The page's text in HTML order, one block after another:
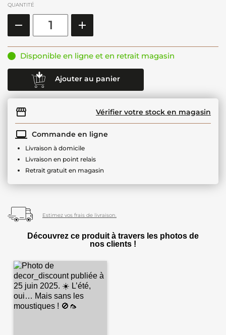
QUANTITÉ
Disponible en ligne et en retrait magasin
Ajouter au panier
Vérifier votre stock en magasin
Commande en ligne
Livraison à domicile
Livraison en point relais
Retrait gratuit en magasin
Estimez vos frais de livraison.
Découvrez ce produit à travers les photos de
nos clients !